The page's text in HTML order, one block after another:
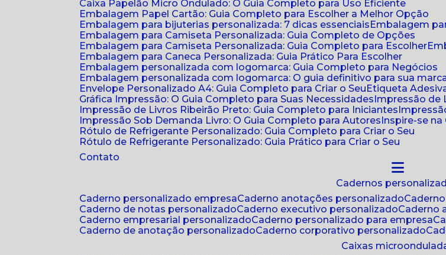
Caixa Papelão Micro Ondulado: O Guia Completo para Uso Eficiente
Embalagem Papel Cartão: Guia Completo para Escolher a Melhor Opção
Embalagem para bijuterias personalizada: 7 dicas essenciais
Embalagem
Embalagem para Camiseta Personalizada: Guia Completo de Opções
Embalagem para Camiseta Personalizada: Guia Completo para Escolher
Embalagem para Caneca Personalizada: Guia Prático Para Escolher
Embalagem personalizada com logomarca: Guia Completo para Negócios
Embalagem personalizada com logomarca: O guia definitivo para sua
Envelope Personalizado A4: Guia Completo para Criar o Seu
Etiqueta
Gráfica Impressão: O Guia Completo para Suas Necessidades Impressão de
Impressão de Livros Ribeirão Preto: Guia Completo para Iniciantes
Impressão Sob Demanda Livro: O Guia Completo para Autores Inspire-se
Rótulo de Refrigerante Personalizado: Guia Completo para Criar o Seu
Rótulo de Refrigerante Personalizado: Guia Prático para Criar o Seu
Contato
cadernos
caderno personalizado empresa
caderno anotações personalizado
caderno de notas personalizado
caderno executivo personalizado
caderno empresarial personalizado
caderno personalizado para empresa
caderno de anotação personalizado
caderno corporativo personalizado
caixas